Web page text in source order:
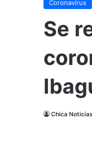
Coronavirus
Se
Chica Noticias